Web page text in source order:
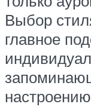
Выбор
главное